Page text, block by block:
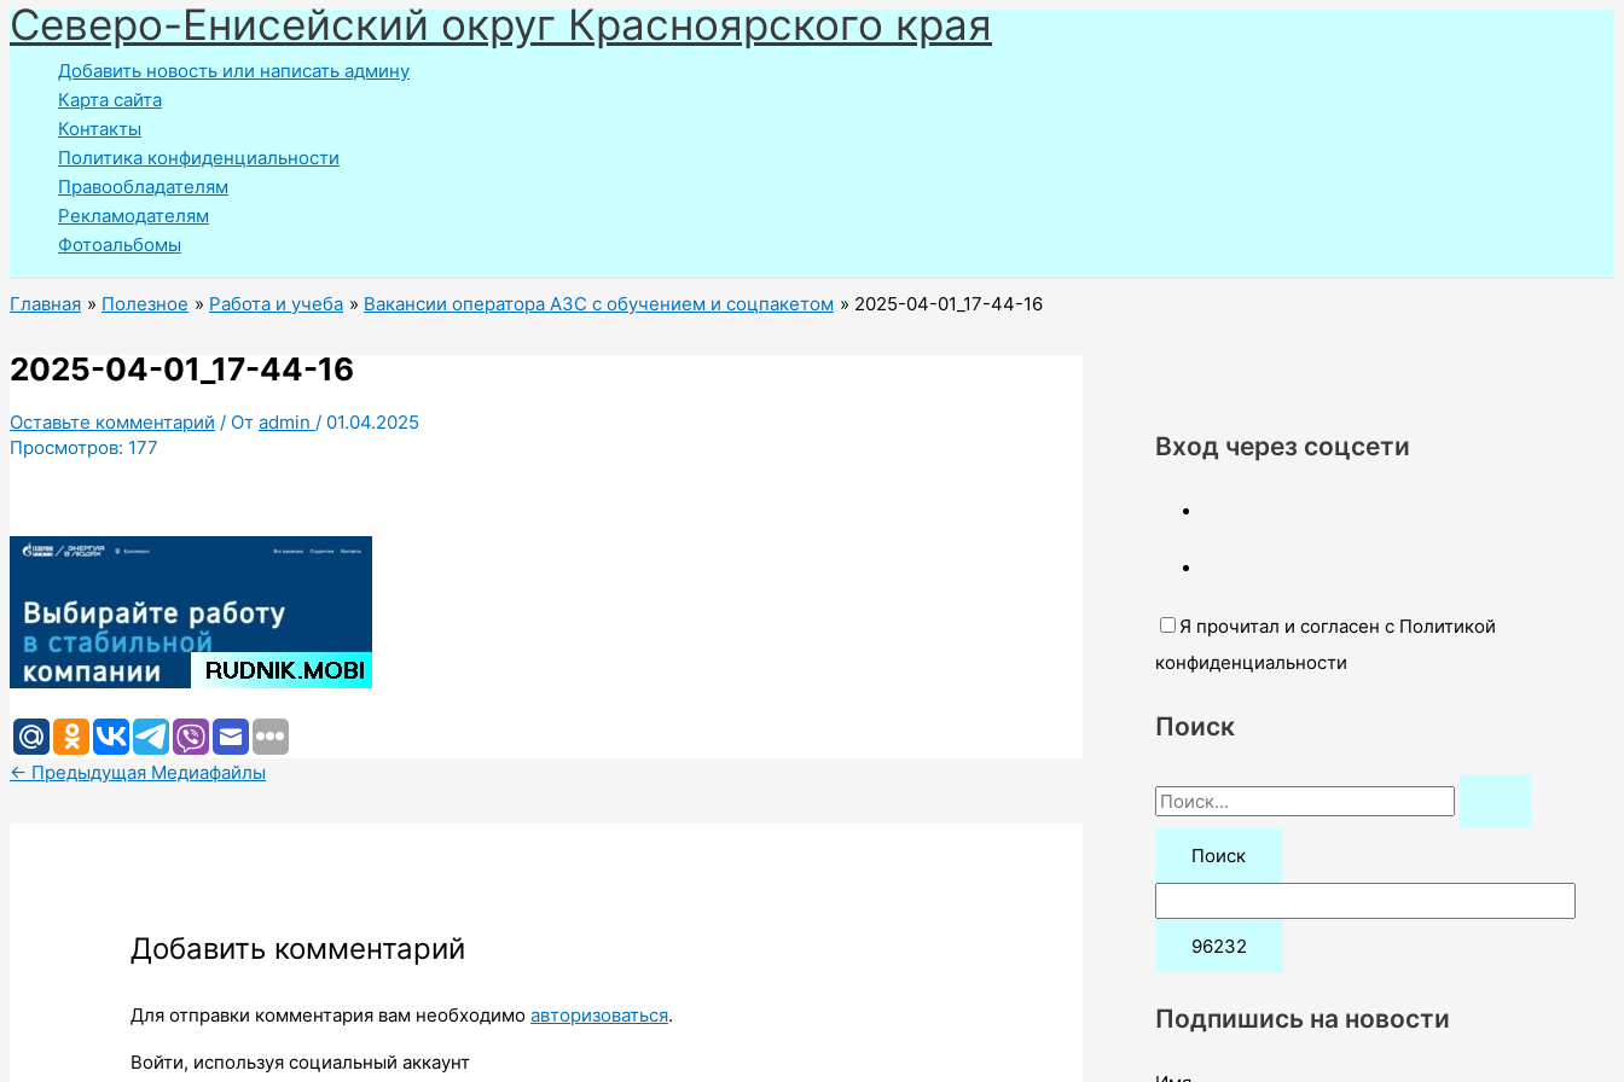
Перейти
к
содержимому
Северо-Енисейский округ Красноярского края
Добавить новость или написать админу
Карта сайта
Контакты
Политика конфиденциальности
Правообладателям
Рекламодателям
Фотоальбомы
Главная Полезное Работа и учеба Вакансии оператора АЗС с обучением и соцпакетом 2025-04-01_17-44-16
2025-04-01_17-44-16
Оставьте комментарий / От admin / 01.04.2025
Просмотров: 177
← Предыдущая Медиафайлы
Добавить комментарий
Для отправки комментария вам необходимоавторизоваться.
Войти, используя социальный аккаунт
Вход через соцсети
Я прочитал и согласен с Политикой
конфиденциальности
Поиск
П
о
:
Подпишись на новости